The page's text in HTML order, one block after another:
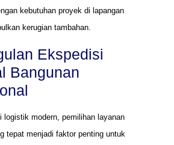
kebutuhan proyek di lapangan
kerugian tambahan.
Ekspedisi
Bangunan
logistik modern, pemilihan layanan
tepat menjadi faktor penting untuk